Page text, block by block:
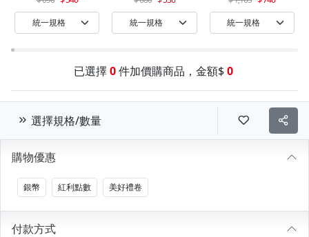
盒)x1
320G
已選擇 0 件加價購商品，金額$ 0
選擇規格/數量
購物優惠
銀幣 紅利點數 美好禮卷
付款方式